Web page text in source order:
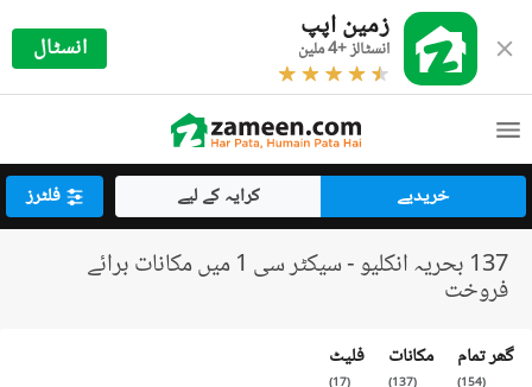
زمین اپپ
انسٹالز +4 ملین انسٹال
خریدیے کرایہ کے لیے فلٹرز
137 بحریہ انکلیو - سیکٹر سی 1 میں مکانات برائے
فروخت
گھر تمام
(
154
)
مکانات
(
137
)
فلیٹ
(
17
)